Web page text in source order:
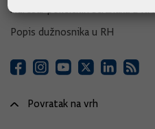
Adresar političkih stranaka u RH
Popis dužnosnika u RH
Povratak na vrh